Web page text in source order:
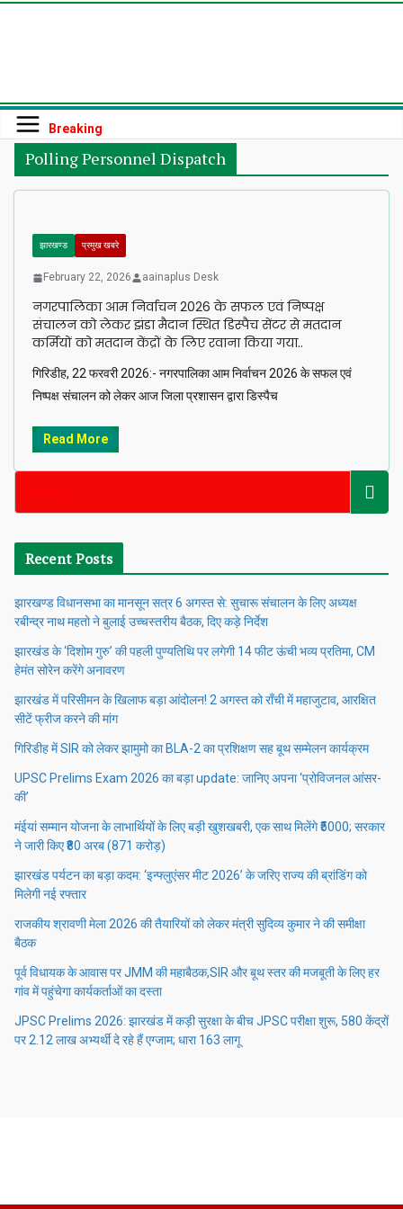
Breaking
Polling Personnel Dispatch
झारखण्ड प्रमुख खबरे
February 22, 2026 aainaplus Desk
नगरपालिका आम निर्वाचन 2026 के सफल एवं निष्पक्ष
संचालन को लेकर झंडा मैदान स्थित डिस्पैच सेंटर से मतदान
कर्मियों को मतदान केंद्रों के लिए रवाना किया गया..
गिरिडीह, 22 फरवरी 2026:- नगरपालिका आम निर्वाचन 2026 के सफल एवं
निष्पक्ष संचालन को लेकर आज जिला प्रशासन द्वारा डिस्पैच
Read More
Recent Posts
झारखण्ड विधानसभा का मानसून सत्र 6 अगस्त से: सुचारू संचालन के लिए अध्यक्ष
रबीन्द्र नाथ महतो ने बुलाई उच्चस्तरीय बैठक, दिए कड़े निर्देश
झारखंड के ‘दिशोम गुरु’ की पहली पुण्यतिथि पर लगेगी 14 फीट ऊंची भव्य प्रतिमा, CM
हेमंत सोरेन करेंगे अनावरण
झारखंड में परिसीमन के खिलाफ बड़ा आंदोलन! 2 अगस्त को राँची में महाजुटाव, आरक्षित
सीटें फ्रीज करने की मांग
गिरिडीह में SIR को लेकर झामुमो का BLA-2 का प्रशिक्षण सह बूथ सम्मेलन कार्यक्रम
UPSC Prelims Exam 2026 का बड़ा update: जानिए अपना ‘प्रोविजनल आंसर-
की’
मंईयां सम्मान योजना के लाभार्थियों के लिए बड़ी खुशखबरी, एक साथ मिलेंगे ₹5000; सरकार
ने जारी किए ₹80 अरब (871 करोड़)
झारखंड पर्यटन का बड़ा कदम: ‘इन्फ्लुएंसर मीट 2026’ के जरिए राज्य की ब्रांडिंग को
मिलेगी नई रफ्तार
राजकीय श्रावणी मेला 2026 की तैयारियों को लेकर मंत्री सुदिव्य कुमार ने की समीक्षा
बैठक
पूर्व विधायक के आवास पर JMM की महाबैठक,SIR और बूथ स्तर की मजबूती के लिए हर
गांव में पहुंचेगा कार्यकर्ताओं का दस्ता
JPSC Prelims 2026: झारखंड में कड़ी सुरक्षा के बीच JPSC परीक्षा शुरू, 580 केंद्रों
पर 2.12 लाख अभ्यर्थी दे रहे हैं एग्जाम; धारा 163 लागू